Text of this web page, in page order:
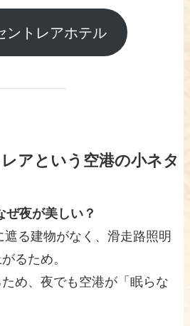
ントレアホテル
アという空港の小ネタ
ぜ夜が美しい？
る建物がなく、滑走路照明
るため。
め、夜でも空港が「眠らな